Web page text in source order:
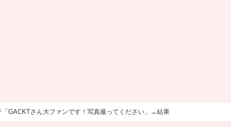
「GACKTさん大ファンです！写真撮ってください」→結果